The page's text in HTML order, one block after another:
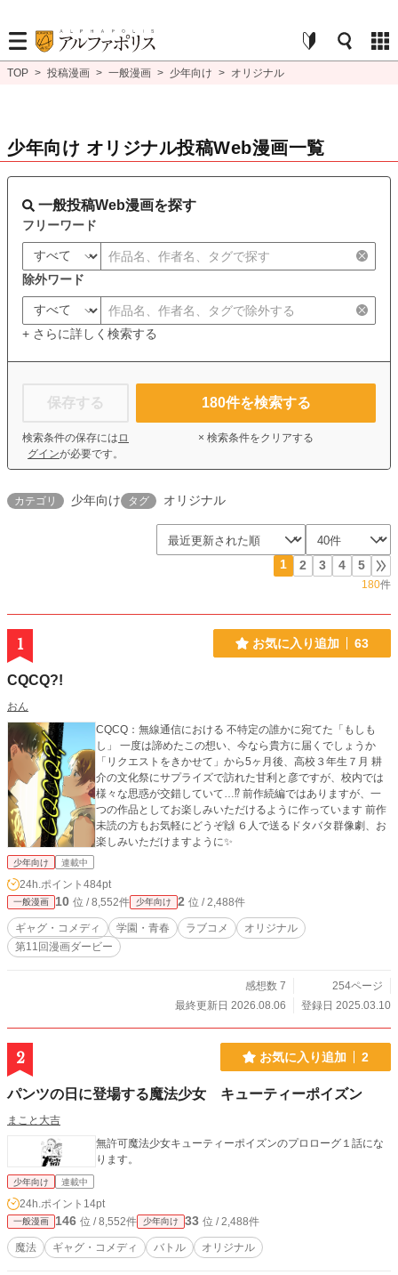
TOP > 投稿漫画 > 一般漫画 > 少年向け > オリジナル
少年向け オリジナル投稿Web漫画一覧
一般投稿Web漫画を探す
フリーワード
除外ワード
+ さらに詳しく検索する
保存する
検索条件の保存には ロ
グインが必要です。
180件を検索する
× 検索条件をクリアする
カテゴリ 少年向け タグ オリジナル
1 2 3 4 5
180件
1 お気に入り追加 63
CQCQ?!
おん
CQCQ：無線通信における 不特定の誰かに宛てた「もしも
し」 一度は諦めたこの想い、今なら貴方に届くでしょうか
「リクエストをきかせて」から5ヶ月後、高校３年生７月 耕
介の文化祭にサプライズで訪れた甘利と彦ですが、校内では
様々な思惑が交錯していて…⁉︎ 前作続編ではありますが、一
つの作品としてお楽しみいただけるように作っています 前作
未読の方もお気軽にどうぞ🙌 ６人で送るドタバタ群像劇、お
楽しみいただけますように✨
少年向け 連載中
24h.ポイント 484pt
一般漫画 10 位 / 8,552件 少年向け 2 位 / 2,488件
ギャグ・コメディ 学園・青春 ラブコメ
オリジナル
第11回漫画ダービー
感想数 7
254ページ
最終更新日 2026.08.06
登録日 2025.03.10
2 お気に入り追加 2
パンツの日に登場する魔法少女 キューティーポイズン
まこと大吉
無許可魔法少女キューティーポイズンのプロローグ１話にな
ります。
少年向け 連載中
24h.ポイント 14pt
一般漫画 146 位 / 8,552件 少年向け 33 位 / 2,488件
魔法 ギャグ・コメディ バトル オリジナル